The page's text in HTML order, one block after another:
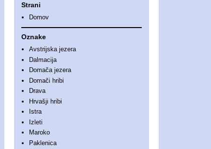
Strani
Domov
Oznake
Avstrijska jezera
Dalmacija
Domača jezera
Domači hribi
Drava
Hrvašji hribi
Istra
Izleti
Maroko
Paklenica